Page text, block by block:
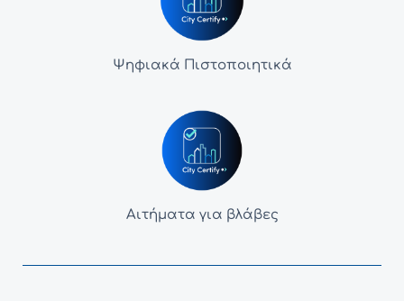
Ψηφιακά Πιστοποιητικά
Αιτήματα για βλάβες